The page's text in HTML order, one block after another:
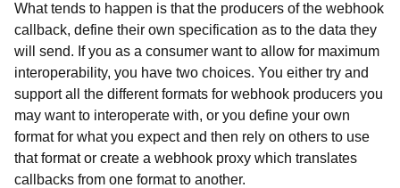
What tends to happen is that the producers of the webhook
callback, define their own specification as to the data they
will send. If you as a consumer want to allow for maximum
interoperability, you have two choices. You either try and
support all the different formats for webhook producers you
may want to interoperate with, or you define your own
format for what you expect and then rely on others to use
that format or create a webhook proxy which translates
callbacks from one format to another.